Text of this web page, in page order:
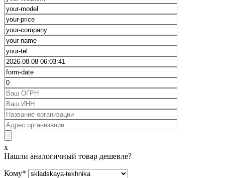
x
Нашли аналогичный товар дешевле?
Кому*